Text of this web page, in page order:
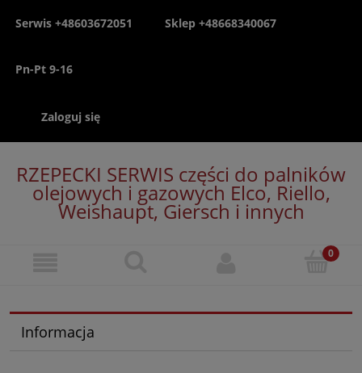
Serwis +48603672051 Sklep +48668340067
Pn-Pt 9-16
Zaloguj się
RZEPECKI SERWIS części do palników
olejowych i gazowych Elco, Riello,
Weishaupt, Giersch i innych
Informacja